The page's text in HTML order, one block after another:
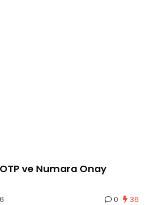
ve Numara Onay
0 36